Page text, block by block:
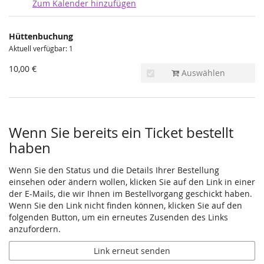
Zum Kalender hinzufügen
Produkte
Unkategorisierte
Produkte
Hüttenbuchung
Aktuell verfügbar: 1
10,00 € Auswählen
Wenn Sie bereits ein Ticket bestellt
haben
Wenn Sie den Status und die Details Ihrer Bestellung
einsehen oder ändern wollen, klicken Sie auf den Link in einer
der E-Mails, die wir Ihnen im Bestellvorgang geschickt haben.
Wenn Sie den Link nicht finden können, klicken Sie auf den
folgenden Button, um ein erneutes Zusenden des Links
anzufordern.
Link erneut senden